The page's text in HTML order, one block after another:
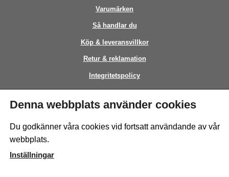
Varumärken
Så handlar du
Köp & leveransvillkor
Retur & reklamation
Integritetspolicy
Kontakt
This site is protected by reCAPTCHA and the GooglePrivacy Policyand
Denna webbplats använder cookies
Du godkänner våra cookies vid fortsatt användande av vår
webbplats.
Inställningar